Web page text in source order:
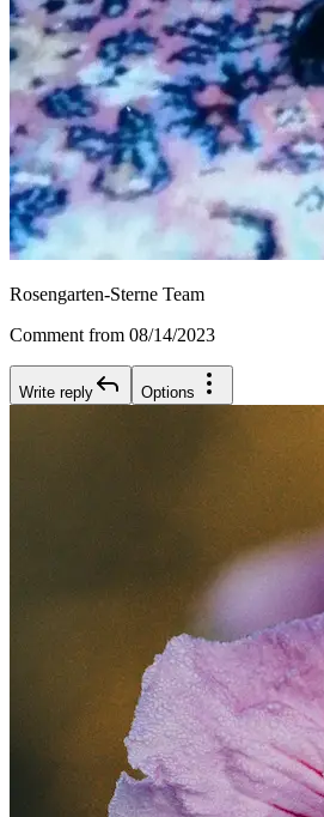
Rosengarten-Sterne Team
Comment from 08/14/2023
Write reply Options